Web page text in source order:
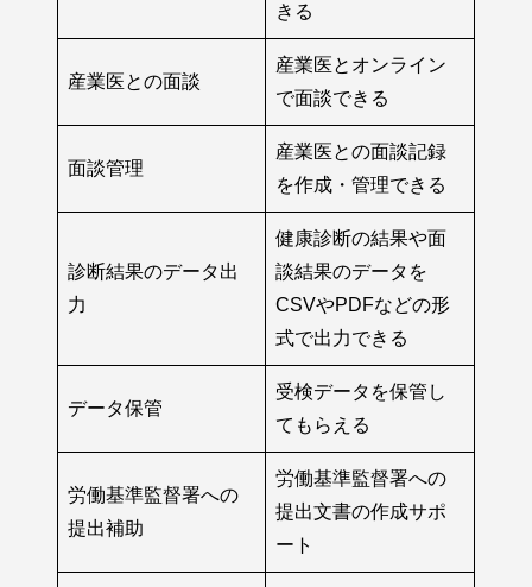
きる
産業医との面談
産業医とオンライン
で面談できる
面談管理
産業医との面談記録
を作成・管理できる
診断結果のデータ出
力
健康診断の結果や面
談結果のデータを
CSVやPDFなどの形
式で出力できる
データ保管
受検データを保管し
てもらえる
労働基準監督署への
提出補助
労働基準監督署への
提出文書の作成サポ
ート